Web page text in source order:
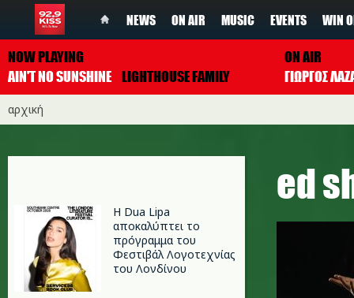
NEWS ON AIR MUSIC EVENTS WIN
NOW PLAYING
AIN'T NO SUNSHINE LIGHTHOUSE FAMILY
ON AIR
ΓΙΩΡΓΟΣ
αρχική
Η Dua Lipa
αποκαλύπτει το
πρόγραμμα του
Φεστιβάλ Λογοτεχνίας
του Λονδίνου
ed